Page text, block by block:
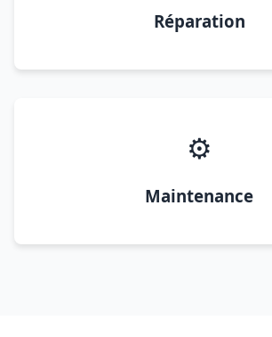
Réparation
⚙️
Maintenance